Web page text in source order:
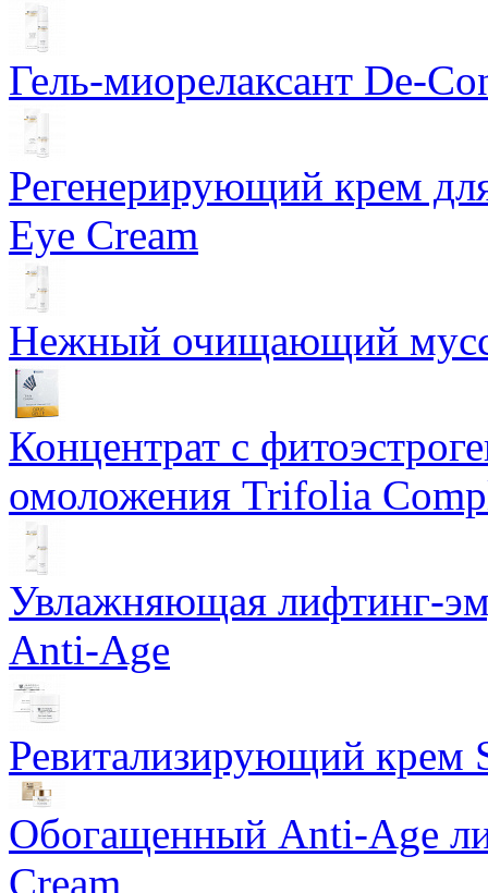
Гель-миорелаксант De-
Регенерирующий крем
Eye Cream
Нежный очищающий мусс
Концентрат с
омоложения Trifolia
Увлажняющая лифтинг-
Anti-Age
Ревитализирующий крем
Обогащенный Anti-Age
Cream